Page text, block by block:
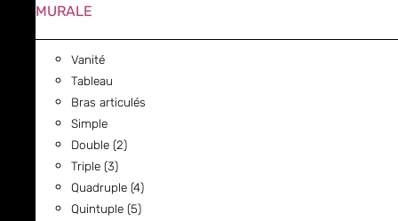
MURALE
Vanité
Tableau
Bras articulés
Simple
Double (2)
Triple (3)
Quadruple (4)
Quintuple (5)